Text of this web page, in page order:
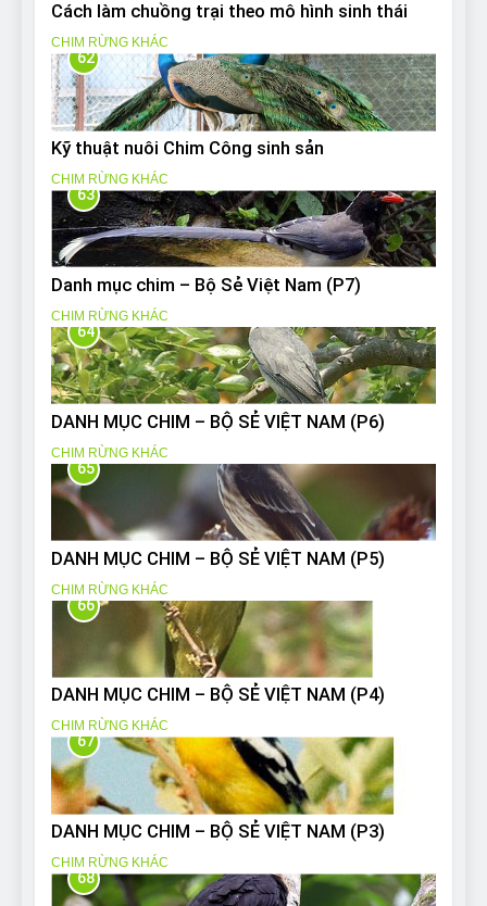
Cách làm chuồng trại theo mô hình sinh thái
CHIM RỪNG KHÁC
62
Kỹ thuật nuôi Chim Công sinh sản
CHIM RỪNG KHÁC
63
Danh mục chim – Bộ Sẻ Việt Nam (P7)
CHIM RỪNG KHÁC
64
DANH MỤC CHIM – BỘ SẺ VIỆT NAM (P6)
CHIM RỪNG KHÁC
65
DANH MỤC CHIM – BỘ SẺ VIỆT NAM (P5)
CHIM RỪNG KHÁC
66
DANH MỤC CHIM – BỘ SẺ VIỆT NAM (P4)
CHIM RỪNG KHÁC
67
DANH MỤC CHIM – BỘ SẺ VIỆT NAM (P3)
CHIM RỪNG KHÁC
68